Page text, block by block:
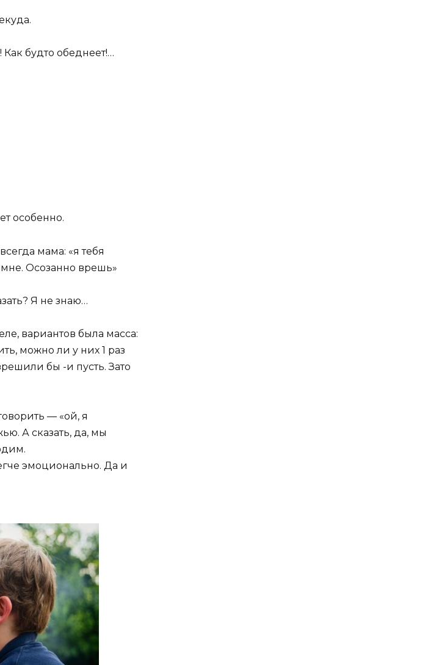
будто обеднеет!…
особенно.
мама: «я тебя
мне. Осозанно врешь»
Я не знаю…
вариантов была масса:
можно ли у них 1 раз
бы -и пусть. Зато
— «ой, я
А сказать, да, мы
эмоционально. Да и